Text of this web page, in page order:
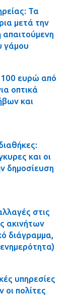
Τα
μετά την
απαιτούμενη
γάμου
ευρώ από
οπτικά
και
και οι
δημοσίευση
στις
ακινήτων
διάγραμμα,
υπηρεσίες
οι πολίτες